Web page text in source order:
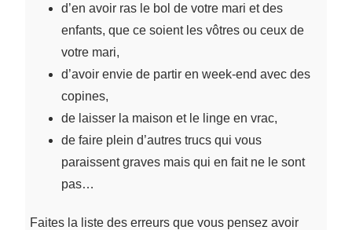
d’en avoir ras le bol de votre mari et des
enfants, que ce soient les vôtres ou ceux de
votre mari,
d’avoir envie de partir en week-end avec des
copines,
de laisser la maison et le linge en vrac,
de faire plein d’autres trucs qui vous
paraissent graves mais qui en fait ne le sont
pas…
Faites la liste des erreurs que vous pensez avoir